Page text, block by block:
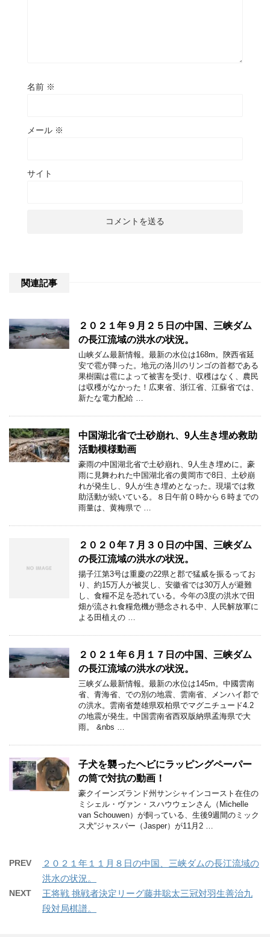
名前 ※
メール ※
サイト
関連記事
２０２１年９月２５日の中国、三峡ダム
の長江流域の洪水の状況。
山峡ダム最新情報。最新の水位は168m。陝西省延
安で雹が降った。地元の洛川のリンゴの首都である
果樹園は雹によって被害を受け、収穫はなく、農民
は収穫がなかった！広東省、浙江省、江蘇省では、
新たな電力配給 …
中国湖北省で土砂崩れ、9人生き埋め救助
活動模様動画
豪雨の中国湖北省で土砂崩れ、9人生き埋めに。豪
雨に見舞われた中国湖北省の黄岡市で8日、土砂崩
れが発生し、9人が生き埋めとなった。現場では救
助活動が続いている。８日午前０時から６時までの
雨量は、黄梅県で …
２０２０年７月３０日の中国、三峡ダム
の長江流域の洪水の状況。
揚子江第3号は重慶の22県と郡で猛威を振るってお
り、約15万人が被災し、安徽省では30万人が避難
し、食糧不足を恐れている。今年の3度の洪水で田
畑が流され食糧危機が懸念される中、人民解放軍に
よる田植えの …
２０２１年６月１７日の中国、三峡ダム
の長江流域の洪水の状況。
三峡ダム最新情報。最新の水位は145m。中國雲南
省、青海省、での別の地震、雲南省、メンハイ郡で
の洪水。雲南省楚雄県双柏県でマグニチュード4.2
の地震が発生。中国雲南省西双版納県孟海県で大
雨。 &nbs …
子犬を襲ったヘビにラッピングペーパー
の筒で対抗の動画！
豪クイーンズランド州サンシャインコースト在住の
ミシェル・ヴァン・スハウウェンさん（Michelle
van Schouwen）が飼っている、生後9週間のミック
ス犬“ジャスパー（Jasper）が11月2 …
PREV
２０２１年１１月８日の中国、三峡ダムの長江流域の
洪水の状況。
NEXT
王将戦 挑戦者決定リーグ藤井聡太三冠対羽生善治九
段対局棋譜。